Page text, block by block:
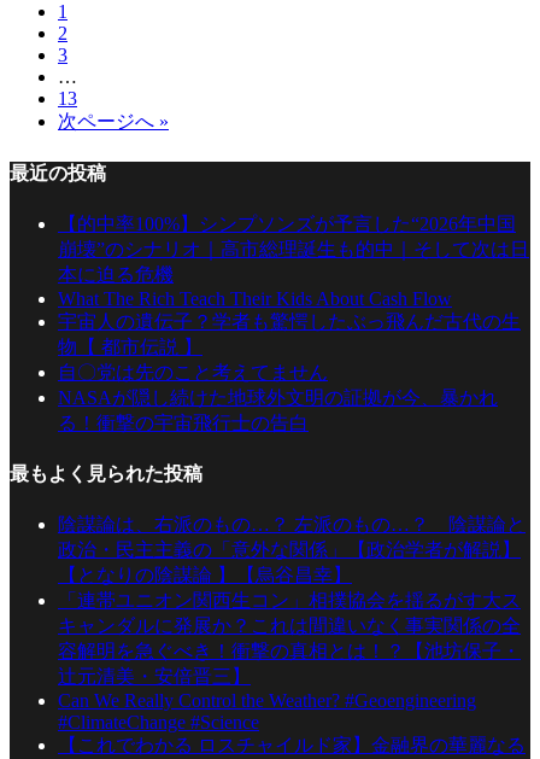
1
2
3
…
13
次ページへ »
最近の投稿
【的中率100%】シンプソンズが予言した“2026年中国
崩壊”のシナリオ｜高市総理誕生も的中｜そして次は日
本に迫る危機
What The Rich Teach Their Kids About Cash Flow
宇宙人の遺伝子？学者も驚愕したぶっ飛んだ古代の生
物【 都市伝説 】
自〇党は先のこと考えてません
NASAが隠し続けた地球外文明の証拠が今、暴かれ
る！衝撃の宇宙飛行士の告白
最もよく見られた投稿
陰謀論は、右派のもの…？ 左派のもの…？ 陰謀論と
政治・民主主義の「意外な関係」【政治学者が解説】
【となりの陰謀論 】【烏谷昌幸】
「連帯ユニオン関西生コン」相撲協会を揺るがす大ス
キャンダルに発展か？これは間違いなく事実関係の全
容解明を急ぐべき！衝撃の真相とは！？【池坊保子・
辻元清美・安倍晋三】
Can We Really Control the Weather? #Geoengineering
#ClimateChange #Science
【これでわかる ロスチャイルド家】金融界の華麗なる